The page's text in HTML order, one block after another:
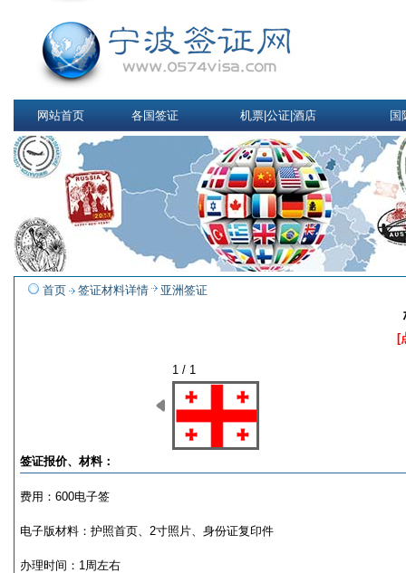
网站首页 各国签证 机票|公证|酒店 国
首页 签证材料详情 亚洲签证
[
1 / 1
签证报价、材料：
费用：600电子签
电子版材料：护照首页、2寸照片、身份证复印件
办理时间：1周左右